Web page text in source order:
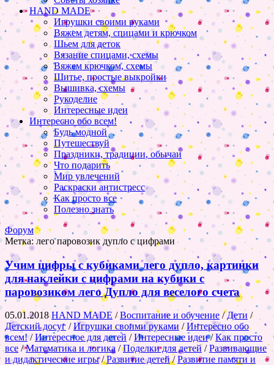
HAND MADE
Игрушки своими руками
Вяжем детям, спицами и крючком
Шьем для деток
Вязание спицами, схемы
Вяжем крючком, схемы
Шитье, простые выкройки
Вышивка, схемы
Рукоделие
Интересные идеи
Интересно обо всем!
Будь модной
Путешествуй
Праздники, традиции, обычаи
Что подарить
Мир увлечений
Раскраски антистресс
Как просто все
Полезно знать
Форум
Метка:лего паровозик дупло с цифрами
Учим цифры с кубиками лего дупло, картинки
для наклейки с цифрами на кубики с
паровозиком лего Дупло для веселого счета
05.01.2018HAND MADE /Воспитание и обучение /Дети /
Детский досуг /Игрушки своими руками /Интересно обо
всем!/Интересное для детей /Интересные идеи/Как просто
все /Математика и логика /Поделки для детей/Развивающие
и дидактические игры/Развитие детей/Развитие памяти и